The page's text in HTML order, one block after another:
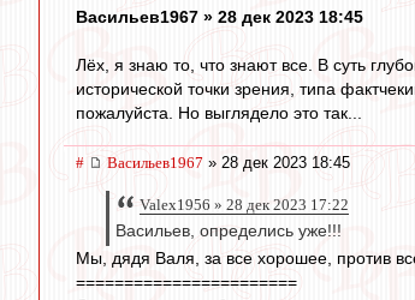
Васильев1967 » 28 дек 2023 18:45
Лёх, я знаю то, что знают все. В суть
исторической точки зрения, типа
пожалуйста. Но выглядело это так...
# Васильев1967 » 28 дек 2023 18:45
Valex1956 » 28 дек 2023 17:22
Васильев, определись уже!!!
Мы, дядя Валя, за все хорошее, против
=======================